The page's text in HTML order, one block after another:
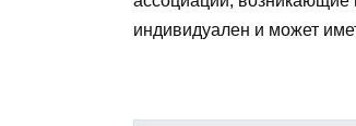
индивидуален и может